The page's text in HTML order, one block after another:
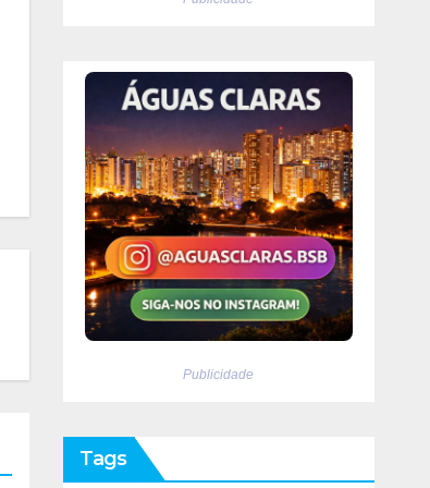
Publicidade
Tags